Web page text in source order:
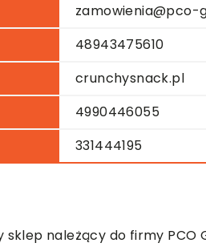
zamowienia@pco-
48943475610
crunchysnack.pl
4990446055
331444195
należący do firmy PCO